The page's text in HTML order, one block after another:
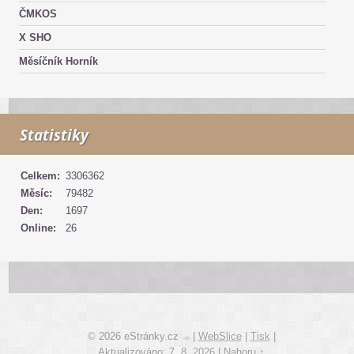
ČMKOS
X SHO
Měsíčník Horník
Statistiky
Online: 26
Celkem: 3306362
Měsíc:
79482
Den:
1697
© 2026 eStránky.cz WebSlice Tisk